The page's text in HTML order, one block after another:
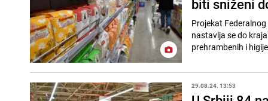
biti sniženi
Projekat
nastavlja se do
prehrambenih i
29.08.24. 13:53